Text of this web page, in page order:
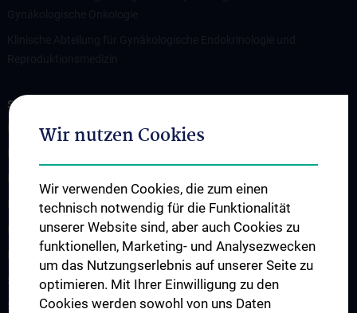
STUDIES, TRAINING AND FURTHER EDUCATION
Department for Education and Postgraduate Training
Doctoral Programs UN790
International Students
Postgraduate Education
Suggested teaching aids
Schedule of Lectures
Wir nutzen Cookies
Wir verwenden Cookies, die zum einen
technisch notwendig für die Funktionalität
unserer Website sind, aber auch Cookies zu
funktionellen, Marketing- und Analysezwecken
um das Nutzungserlebnis auf unserer Seite zu
optimieren. Mit Ihrer Einwilligung zu den
Cookies werden sowohl von uns Daten